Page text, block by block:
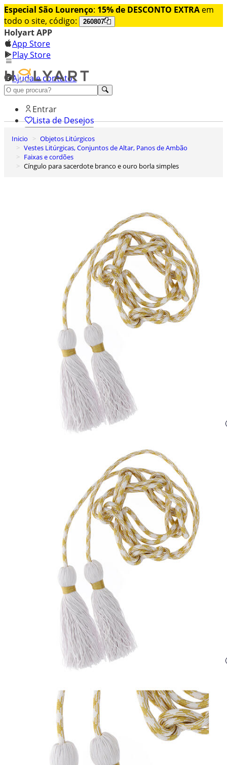
Especial São Lourenço: 15% de DESCONTO EXTRA em
todo o site, código:
260807
Holyart APP
App Store
Play Store
Ajuda e contatos
Conheça premium
Entrar
Lista de Desejos
0
Carrinho de Compras
Inicio
Objetos Litúrgicos
Vestes Litúrgicas, Conjuntos de Altar, Panos de Ambão
Faixas e cordões
Cíngulo para sacerdote branco e ouro borla simples